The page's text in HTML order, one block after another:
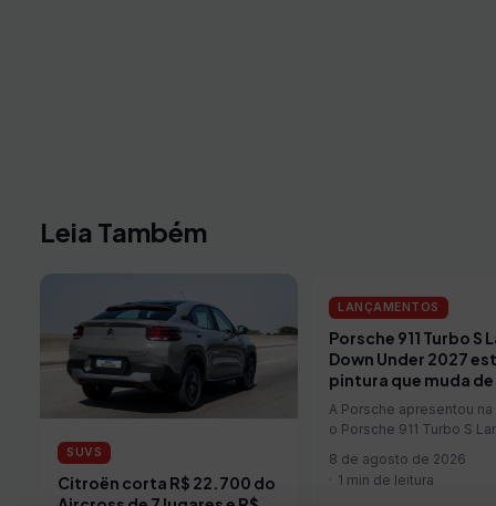
Leia Também
SUVS
Citroën corta R$ 22.700 do
LANÇAMENTOS
Porsche 911 Turbo S
Down Under 2027
pintura que muda
A Porsche apresentou na
o Porsche 911 Turbo S
pelo programa
para celebrar os 75 anos
8 de agosto de 2026
1 min de leitura